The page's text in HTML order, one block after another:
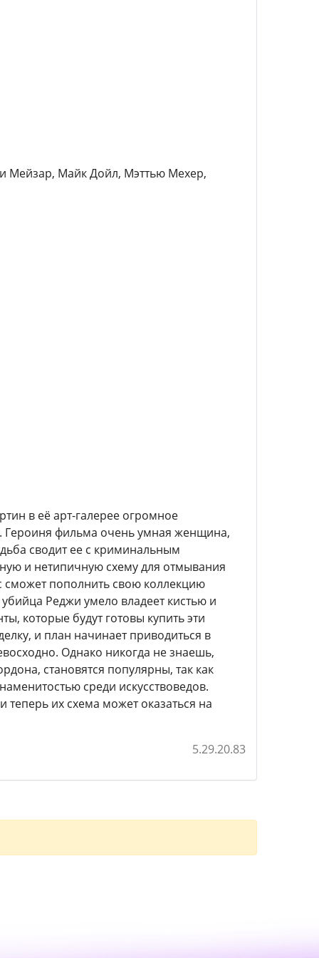
Мейзар, Майк Дойл, Мэттью Мехер,
в её арт-галерее огромное
Героиня фильма очень умная женщина,
сводит ее с криминальным
и нетипичную схему для отмывания
сможет пополнить свою коллекцию
Реджи умело владеет кистью и
которые будут готовы купить эти
и план начинает приводиться в
Однако никогда не знаешь,
становятся популярны, так как
среди искусствоведов.
теперь их схема может оказаться на
5.29.20.83